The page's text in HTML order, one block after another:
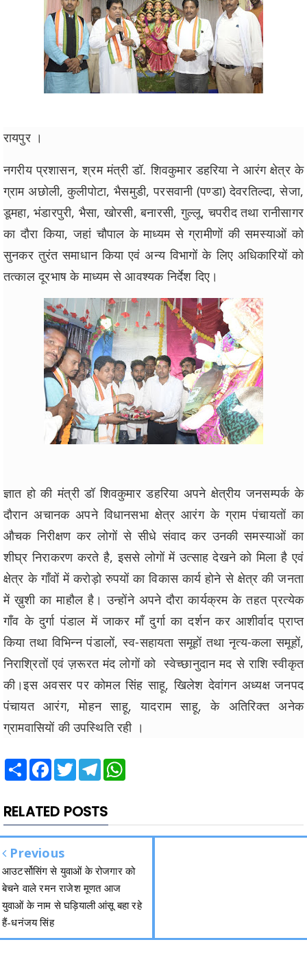
रायपुर ।
नगरीय प्रशासन, श्रम मंत्री डॉ. शिवकुमार डहरिया ने आरंग क्षेत्र के
ग्राम अछोली, कुलीपोटा, भैसमुडी, परसवानी (पण्डा) देवरतिल्दा, सेजा,
डूमहा, भंडारपुरी, भैसा, खोरसी, बनारसी, गुल्लू, चपरीद तथा रानीसागर
का दौरा किया, जहां चौपाल के माध्यम से ग्रामीणों की समस्याओं को
सुनकर तुरंत समाधान किया एवं अन्य विभागों के लिए अधिकारियों को
तत्काल दूरभाष के माध्यम से आवश्यक निर्देश दिए।
ज्ञात हो की मंत्री डॉ शिवकुमार डहरिया अपने क्षेत्रीय जनसम्पर्क के
दौरान अचानक अपने विधानसभा क्षेत्र आरंग के ग्राम पंचायतों का
औचक निरीक्षण कर लोगों से सीधे संवाद कर उनकी समस्याओं का
शीघ्र निराकरण करते है, इससे लोगों में उत्साह देखने को मिला है एवं
क्षेत्र के गाँवों में करोड़ो रुपयों का विकास कार्य होने से क्षेत्र की जनता
में ख़ुशी का माहौल है। उन्होंने अपने दौरा कार्यक्रम के तहत प्रत्येक
गाँव के दुर्गा पंडाल में जाकर माँ दुर्गा का दर्शन कर आशीर्वाद प्राप्त
किया तथा विभिन्न पंडालों, स्व-सहायता समूहों तथा नृत्य-कला समूहों,
निराश्रितों एवं ज़रूरत मंद लोगों को स्वेच्छानुदान मद से राशि स्वीकृत
की।इस अवसर पर कोमल सिंह साहू, खिलेश देवांगन अध्यक्ष जनपद
पंचायत आरंग, मोहन साहू, यादराम साहू, के अतिरिक्त अनेक
ग्रामवासियों की उपस्थिति रही ।
Share Facebook
TwitterTelegram
RELATED POSTS
Previous
आउटर्सोसिंग से युवाओं के रोजगार को
बेचने वाले रमन राजेश मूणत आज
युवाओं के नाम से घड़ियाली आंसू बहा रहे
हैं-धनंजय सिंह